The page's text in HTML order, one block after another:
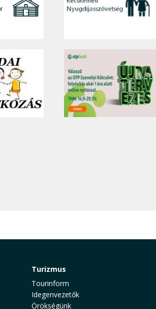
Turizmus
Tourinform
Idegenvezetők
Örökségünk